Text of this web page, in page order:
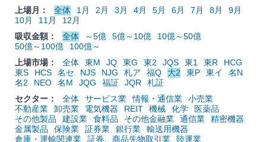
上場月：
全体 1月 2月 3月 4月 5月 6月 7月 8月
9月
10月
11月
12月
吸収金額：
全体 ～5億 5億～10億
10億～50億
50億～100億
100億～
上場市場：
全体 東M JQ 東G 東2 JQS 東1 東R
HCG
東S
HCS 名セ NJS NJG 札ア 福Q 大2 東P 東イ
名N
名2
NEO 名M JQG 福証 JQR
札証
セクター：
全体 サービス業 情報・通信業
小売業
不動産業
卸売業 電気機器 REIT 機械 化学
医薬品
その他製品
建設業 食料品 その他金融業 通信業
精密機器
金属製品
保険業 証券業 銀行業
輸送用機器
倉庫・運輸関連業
証券、商品先物取引業
陸運業